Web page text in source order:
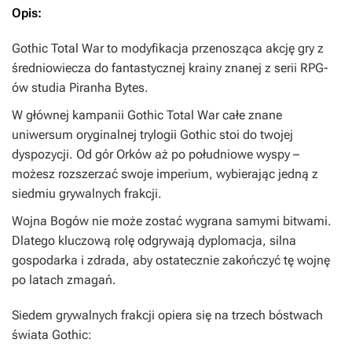
Opis:
Gothic Total Warto modyfikacja przenosząca akcję gry z
średniowiecza do fantastycznej krainy znanej z serii RPG-
ów studia Piranha Bytes.
W głównej kampanii Gothic Total Warcałe znane
uniwersum oryginalnej trylogii Gothic stoi do twojej
dyspozycji. Od gór Orków aż po południowe wyspy –
możesz rozszerzać swoje imperium, wybierając jedną z
siedmiu grywalnych frakcji.
Wojna Bogów nie może zostać wygrana samymi bitwami.
Dlatego kluczową rolę odgrywają dyplomacja, silna
gospodarka i zdrada, aby ostatecznie zakończyć tę wojnę
po latach zmagań.
Siedem grywalnych frakcji opiera się na trzech bóstwach
świata Gothic: